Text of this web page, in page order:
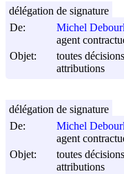
De:
Michel
agent
Objet:
toutes
attributions
délégation de signature
De:
Michel
agent
Objet:
toutes
attributions
délégation de signature